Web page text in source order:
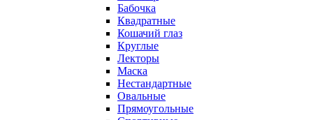
Бабочка
Квадратные
Кошачий глаз
Круглые
Лекторы
Маска
Нестандартные
Овальные
Прямоугольные